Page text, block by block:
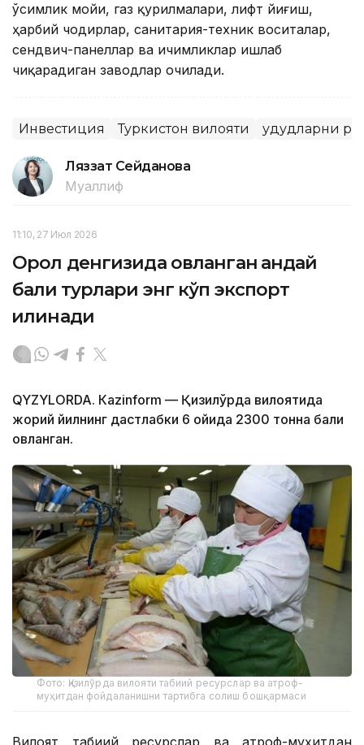
ўсимлик мойи, газ қурилмалари, лифт йиғиш,
ҳарбий чодирлар, санитария-техник воситалар,
сендвич-панеллар ва ичимликлар ишлаб
чиқарадиган заводлар очилади.
Инвестиция Туркистон вилояти Ҳудудларни
Ляззат Сейданова
Муаллиф
11:10, 27 Июл 2026
Орол денгизида овланган қандай
балиқ турлари энг кўп экспорт
қилинади
QYZYLORDA. Кazinform — Қизилўрда вилоятида
жорий йилнинг дастлабки 6 ойида 2300 тонна балиқ
овланган.
Фото: Қизилўрда вилояти табиий ресурслар ва атроф-
муҳитдан фойдаланишни тартибга солиш бошқармаси